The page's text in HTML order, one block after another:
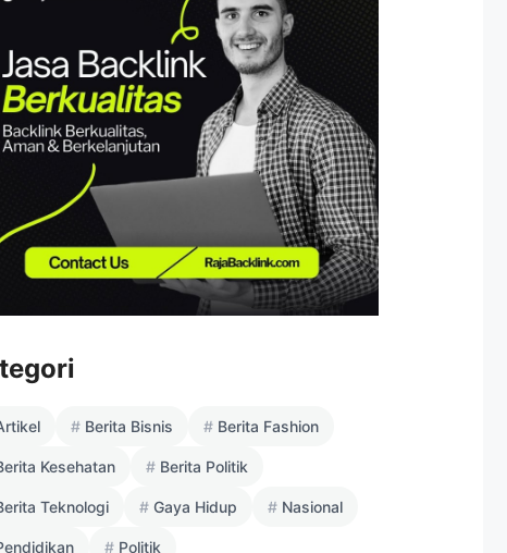
Berita Bisnis Berita Fashion
Kesehatan Berita Politik
Teknologi Gaya Hidup Nasional
Politik